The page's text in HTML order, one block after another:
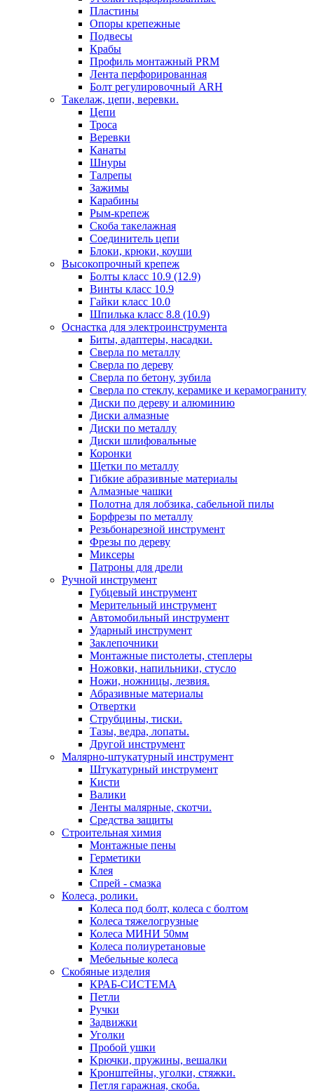
Пластины
Опоры крепежные
Подвесы
Крабы
Профиль монтажный PRM
Лента перфорированная
Болт регулировочный ARH
Такелаж, цепи, веревки.
Цепи
Троса
Веревки
Канаты
Шнуры
Талрепы
Зажимы
Карабины
Рым-крепеж
Скоба такелажная
Соединитель цепи
Блоки, крюки, коуши
Высокопрочный крепеж
Болты класс 10.9 (12.9)
Винты класс 10.9
Гайки класс 10.0
Шпилька класс 8.8 (10.9)
Оснастка для электроинструмента
Биты, адаптеры, насадки.
Сверла по металлу
Сверла по дереву
Сверла по бетону, зубила
Сверла по стеклу, керамике и керамограниту
Диски по дереву и алюминию
Диски алмазные
Диски по металлу
Диски шлифовальные
Коронки
Щетки по металлу
Гибкие абразивные материалы
Алмазные чашки
Полотна для лобзика, сабельной пилы
Борфрезы по металлу
Резьбонарезной инструмент
Фрезы по дереву
Миксеры
Патроны для дрели
Ручной инструмент
Губцевый инструмент
Мерительный инструмент
Автомобильный инструмент
Ударный инструмент
Заклепочники
Монтажные пистолеты, степлеры
Ножовки, напильники, стусло
Ножи, ножницы, лезвия.
Абразивные материалы
Отвертки
Cтрубцины, тиски.
Тазы, ведра, лопаты.
Другой инструмент
Малярно-штукатурный инструмент
Штукатурный инструмент
Кисти
Валики
Ленты малярные, скотчи.
Средства защиты
Строительная химия
Монтажные пены
Герметики
Клея
Спрей - смазка
Колеса, ролики.
Колеса под болт, колеса с болтом
Колеса тяжелогрузные
Колеса МИНИ 50мм
Колеса полиуретановые
Мебельные колеса
Скобяные изделия
КРАБ-СИСТЕМА
Петли
Ручки
Задвижки
Уголки
Пробой ушки
Kрючки, пружины, вешалки
Кронштейны, уголки, стяжки.
Петля гаражная, скоба.